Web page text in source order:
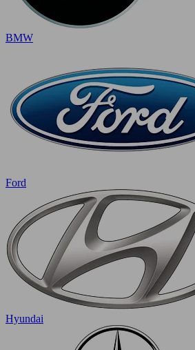
BMW
Ford
Hyundai